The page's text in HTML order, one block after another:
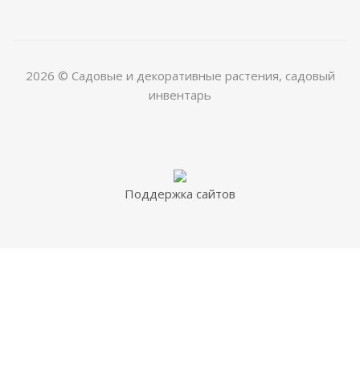
2026 © Садовые и декоративные растения, садовый
инвентарь
Поддержка сайтов